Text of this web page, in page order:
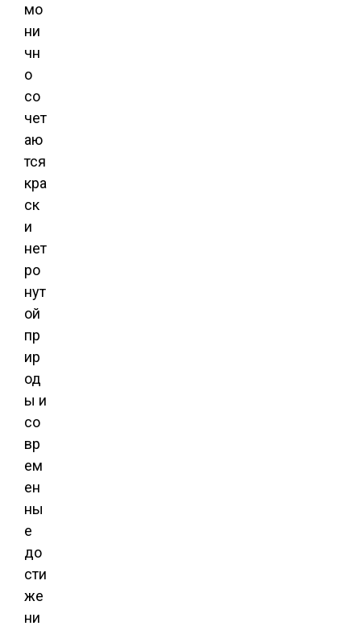
мо
ни
чн
о
со
чет
аю
тся
кра
ск
и
нет
ро
нут
ой
пр
ир
од
ы и
со
вр
ем
ен
ны
е
до
сти
же
ни